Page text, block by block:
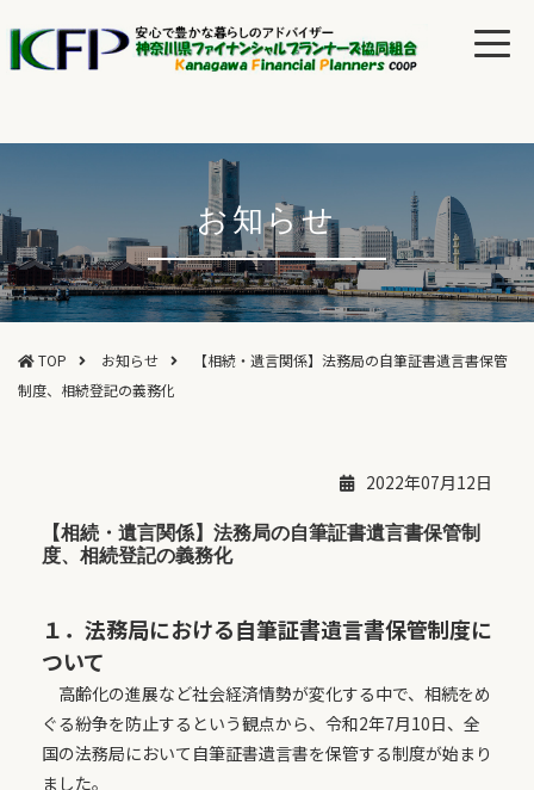
お知らせ
TOP お知らせ
【相続・遺言関係】法務局の自筆証書遺言書保管
制度、相続登記の義務化
2022年07月12日
【相続・遺言関係】法務局の自筆証書遺言書保管制
度、相続登記の義務化
１．法務局における自筆証書遺言書保管制度に
ついて
高齢化の進展など社会経済情勢が変化する中で、相続をめ
ぐる紛争を防止するという観点から、令和2年7月10日、全
国の法務局において自筆証書遺言書を保管する制度が始まり
ました。